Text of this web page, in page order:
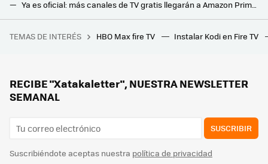
Amazon dispara el precio de su suscripción sin anuncios: lo esconde tras el nombre Prime Video Ultra
Este chiste de 'Los Simpson' que no entendí jamás esconde una increíble historia sobre la mayor decepción televisiva de la historia: el tesoro de Al Capone
TEMAS DE INTERÉS HBO Max fire TV Instalar Kodi en Fire TV
RECIBE "Xatakaletter", NUESTRA NEWSLETTER
SEMANAL
SUSCRIBIR
Suscribiéndote aceptas nuestra política de privacidad